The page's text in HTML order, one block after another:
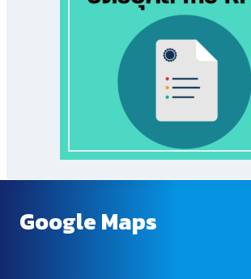
Google Maps